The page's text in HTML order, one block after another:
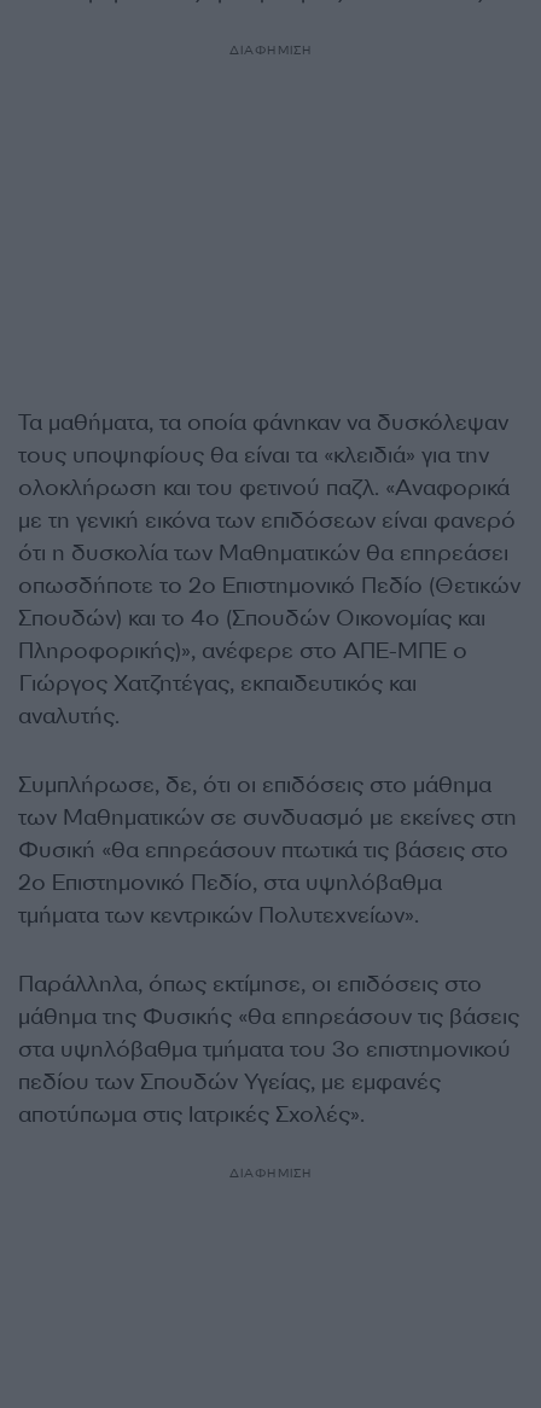
ΔΙΑΦΗΜΙΣΗ
Τα μαθήματα, τα οποία φάνηκαν να δυσκόλεψαν
τους υποψηφίους θα είναι τα «κλειδιά» για την
ολοκλήρωση και του φετινού παζλ. «Αναφορικά
με τη γενική εικόνα των επιδόσεων είναι φανερό
ότι η δυσκολία των Μαθηματικών θα επηρεάσει
οπωσδήποτε το 2ο Επιστημονικό Πεδίο (Θετικών
Σπουδών) και το 4ο (Σπουδών Οικονομίας και
Πληροφορικής)», ανέφερε στο ΑΠΕ-ΜΠΕ ο
Γιώργος Χατζητέγας, εκπαιδευτικός και
αναλυτής.
Συμπλήρωσε, δε, ότι οι επιδόσεις στο μάθημα
των Μαθηματικών σε συνδυασμό με εκείνες στη
Φυσική «θα επηρεάσουν πτωτικά τις βάσεις στο
2ο Επιστημονικό Πεδίο, στα υψηλόβαθμα
τμήματα των κεντρικών Πολυτεχνείων».
Παράλληλα, όπως εκτίμησε, οι επιδόσεις στο
μάθημα της Φυσικής «θα επηρεάσουν τις βάσεις
στα υψηλόβαθμα τμήματα του 3ο επιστημονικού
πεδίου των Σπουδών Υγείας, με εμφανές
αποτύπωμα στις Ιατρικές Σχολές».
ΔΙΑΦΗΜΙΣΗ